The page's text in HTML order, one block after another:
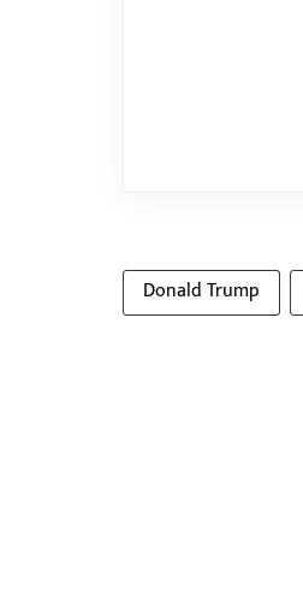
Donald Trump